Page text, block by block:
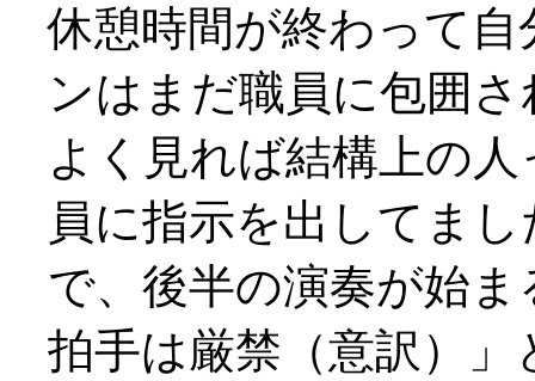
休憩時間が終わって
ンはまだ職員に包囲
よく見れば結構上の
員に指示を出してまし
で、後半の演奏が始
拍手は厳禁（意訳）